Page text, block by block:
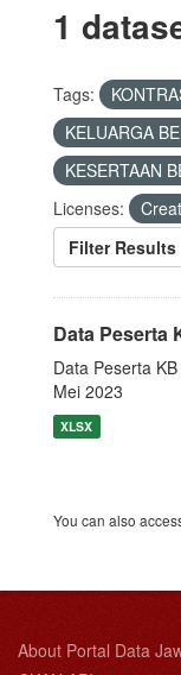
1
Tags:
KELUARGA
KESERTAAN
Licenses:
Filter Results
Data Peserta
Data Peserta
Mei 2023
XLSX
You can also
About Portal Data